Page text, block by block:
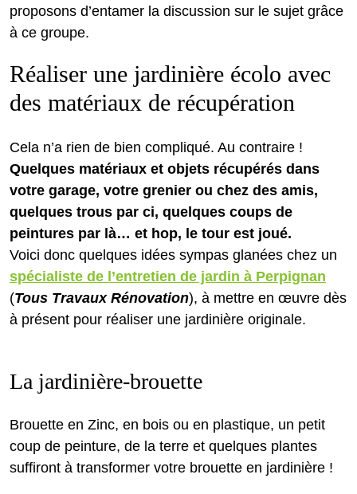
proposons d’entamer la discussion sur le sujet grâce
à ce groupe.
Réaliser une jardinière écolo avec
des matériaux de récupération
Cela n’a rien de bien compliqué. Au contraire !
Quelques matériaux et objets récupérés dans
votre garage, votre grenier ou chez des amis,
quelques trous par ci, quelques coups de
peintures par là… et hop, le tour est joué.
Voici donc quelques idées sympas glanées chez un
spécialiste de l’entretien de jardin à Perpignan
(Tous Travaux Rénovation), à mettre en œuvre dès
à présent pour réaliser une jardinière originale.
La jardinière-brouette
Brouette en Zinc, en bois ou en plastique, un petit
coup de peinture, de la terre et quelques plantes
suffiront à transformer votre brouette en jardinière !